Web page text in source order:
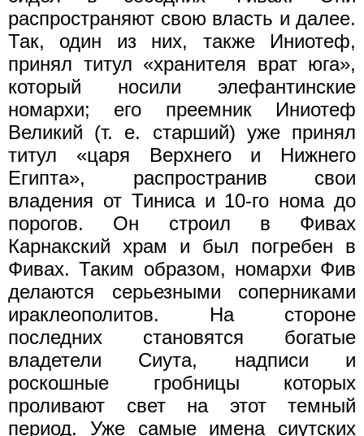
распространяют свою власть и далее.
Так, один из них, также Иниотеф,
принял титул «хранителя врат юга»,
который носили элефантинские
номархи; его преемник Иниотеф
Великий (т. е. старший) уже принял
титул «царя Верхнего и Нижнего
Египта», распространив свои
владения от Тиниса и 10-го нома до
порогов. Он строил в Фивах
Карнакский храм и был погребен в
Фивах. Таким образом, номархи Фив
делаются серьезными соперниками
ираклеополитов. На стороне
последних становятся богатые
владетели Сиута, надписи и
роскошные гробницы которых
проливают свет на этот темный
период. Уже самые имена сиутских